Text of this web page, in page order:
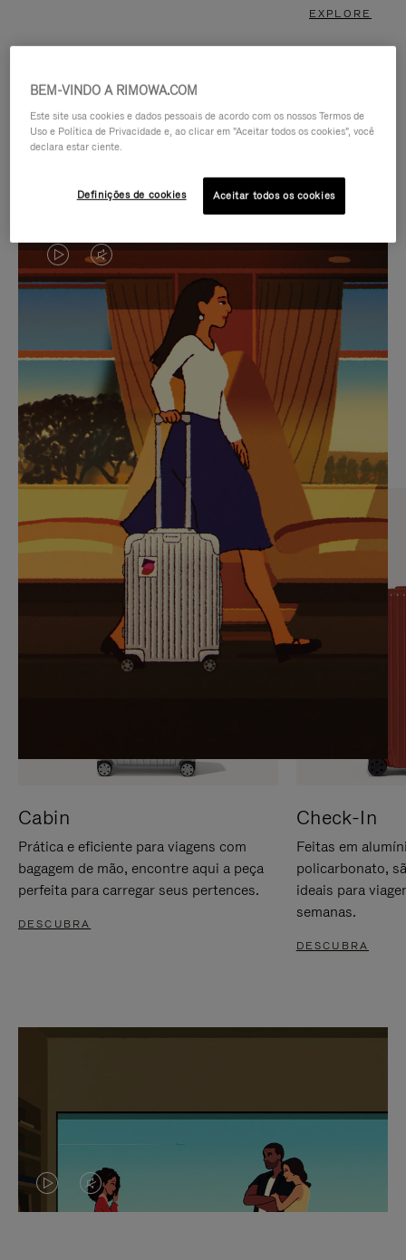
EXPLORE
O
VÍDEO
NÃO
ESTÁ
PAUSADO,
PRESSIONE
PARA
PAUSÁ-
LO
O
VÍDEO
ESTÁ
SEM
SOM.
POR
FAVOR,
CLIQUE
PARA
ATIVÁ-
LO
SELEÇÃO DE PRESENTES CUIDADOSAMENTE
SELECIONADA
Encontre a companheira
perfeita para cada viagem
Cabin
Prática e eficiente para viagens com
bagagem de mão, encontre aqui a peça
perfeita para carregar seus pertences.
DESCUBRA
Check-In
Feitas em
policarbonato,
ideais para
semanas.
DESCUBRA
O
O
BEM-VINDO A RIMOWA.COM
Este site usa cookies e dados pessoais de acordo com os nossos Termos de
Uso e Política de Privacidade e, ao clicar em "Aceitar todos os cookies", você
declara estar ciente.
Definições de cookies Aceitar todos os cookies